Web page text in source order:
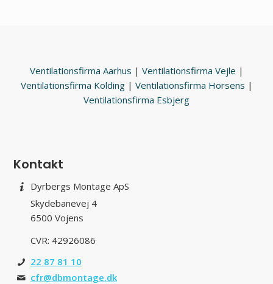
Ventilationsfirma Aarhus | Ventilationsfirma Vejle |
Ventilationsfirma Kolding| Ventilationsfirma Horsens |
Ventilationsfirma Esbjerg
Kontakt
Dyrbergs Montage ApS
Skydebanevej 4
6500 Vojens
CVR: 42926086
22 87 81 10
cfr@dbmontage.dk